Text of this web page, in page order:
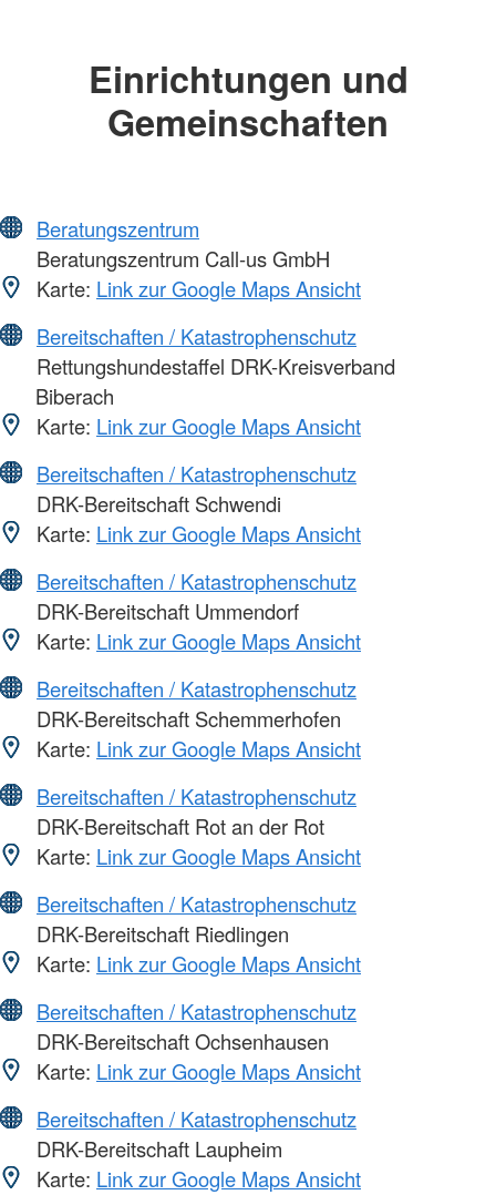
Einrichtungen und
Gemeinschaften
Beratungszentrum
Beratungszentrum Call-us GmbH
Karte: Link zur Google Maps Ansicht
Bereitschaften / Katastrophenschutz
Rettungshundestaffel DRK-Kreisverband
Biberach
Karte: Link zur Google Maps Ansicht
Bereitschaften / Katastrophenschutz
DRK-Bereitschaft Schwendi
Karte: Link zur Google Maps Ansicht
Bereitschaften / Katastrophenschutz
DRK-Bereitschaft Ummendorf
Karte: Link zur Google Maps Ansicht
Bereitschaften / Katastrophenschutz
DRK-Bereitschaft Schemmerhofen
Karte: Link zur Google Maps Ansicht
Bereitschaften / Katastrophenschutz
DRK-Bereitschaft Rot an der Rot
Karte: Link zur Google Maps Ansicht
Bereitschaften / Katastrophenschutz
DRK-Bereitschaft Riedlingen
Karte: Link zur Google Maps Ansicht
Bereitschaften / Katastrophenschutz
DRK-Bereitschaft Ochsenhausen
Karte: Link zur Google Maps Ansicht
Bereitschaften / Katastrophenschutz
DRK-Bereitschaft Laupheim
Karte: Link zur Google Maps Ansicht